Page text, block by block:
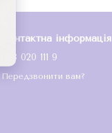
Контактна інформація
093 020 111 9
Передзвонити вам?